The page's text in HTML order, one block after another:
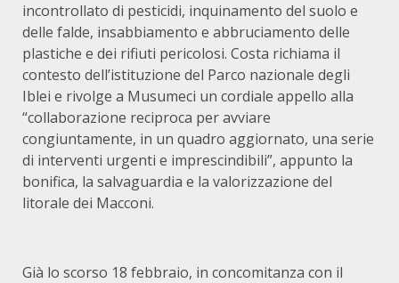
incontrollato di pesticidi, inquinamento del suolo e
delle falde, insabbiamento e abbruciamento delle
plastiche e dei rifiuti pericolosi. Costa richiama il
contesto dell’istituzione del Parco nazionale degli
Iblei e rivolge a Musumeci un cordiale appello alla
“collaborazione reciproca per avviare
congiuntamente, in un quadro aggiornato, una serie
di interventi urgenti e imprescindibili”, appunto la
bonifica, la salvaguardia e la valorizzazione del
litorale dei Macconi.
Già lo scorso 18 febbraio, in concomitanza con il